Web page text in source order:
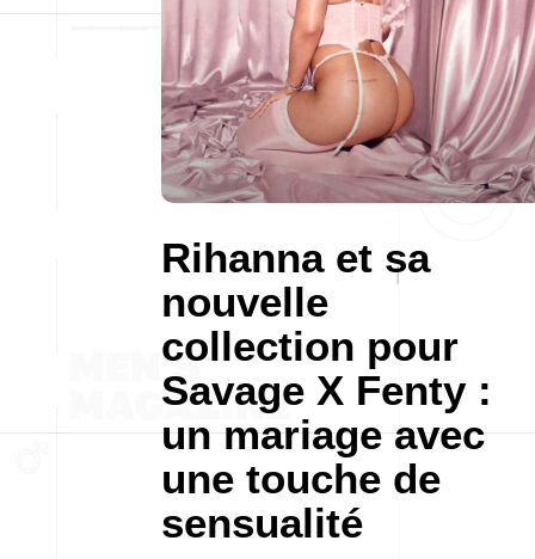
Rihanna et sa
nouvelle
collection pour
Savage X Fenty :
un mariage avec
une touche de
sensualité